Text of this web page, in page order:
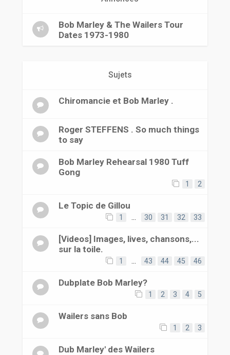
Bob Marley & The Wailers Tour
Dates 1973-1980
Sujets
Chiromancie et Bob Marley .
Roger STEFFENS . So much things
to say
Bob Marley Rehearsal 1980 Tuff
Gong
1 2
Le Topic de Gillou
1 30 31 32 33
[Videos] Images, lives, chansons,...
sur la toile.
1 43 44 45 46
Dubplate Bob Marley?
1 2 3 4 5
Wailers sans Bob
1 2 3
Dub Marley' des Wailers